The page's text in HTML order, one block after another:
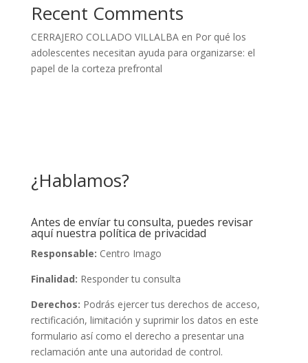
Recent Comments
CERRAJERO COLLADO VILLALBAen Por qué los
adolescentes necesitan ayuda para organizarse: el
papel de la corteza prefrontal
¿Hablamos?
Antes de envíar tu consulta, puedes revisar
aquí nuestra política de privacidad
Responsable: Centro Imago
Finalidad: Responder tu consulta
Derechos: Podrás ejercer tus derechos de acceso,
rectificación, limitación y suprimir los datos en este
formulario así como el derecho a presentar una
reclamación ante una autoridad de control.